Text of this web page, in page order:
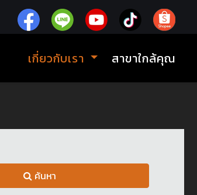
เกี่ยวกับเรา สาขาใกล้คุณ
ค้นหา